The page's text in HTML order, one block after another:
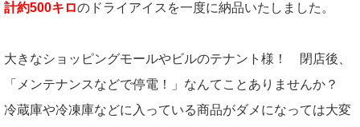
計約500キロのドライアイスを一度に納品いたしました。
大きなショッピングモールやビルのテナント様！ 閉店後、
「メンテナンスなどで停電！」なんてことありませんか？
冷蔵庫や冷凍庫などに入っている商品がダメになっては大変